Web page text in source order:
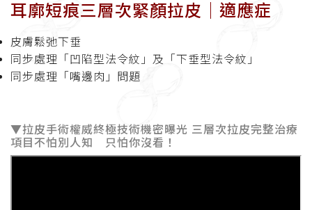
耳廓短痕三層次緊顏拉皮│適應症
皮膚鬆弛下垂
同步處理「凹陷型法令紋」及「下垂型法令紋」
同步處理「嘴邊肉」問題
▼拉皮手術權威終極技術機密曝光 三層次拉皮完整治療
項目不怕別人知 只怕你沒看！